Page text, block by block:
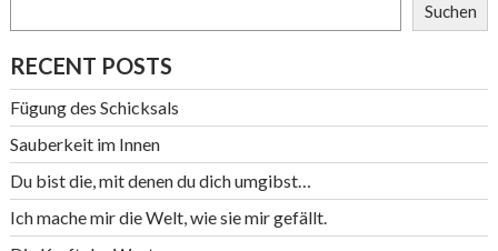
Suchen
RECENT POSTS
Fügung des Schicksals
Sauberkeit im Innen
Du bist die, mit denen du dich umgibst…
Ich mache mir die Welt, wie sie mir gefällt.